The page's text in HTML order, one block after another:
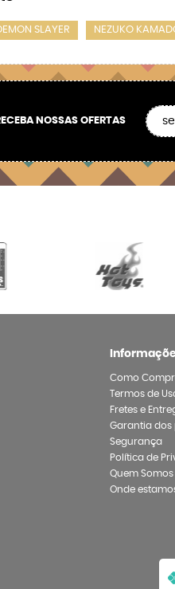
SLAYER NEZUKO
NOSSAS OFERTAS
Como
Termos de
Fretes e
Garantia dos
Segurança
Política de
Quem Somos
Onde